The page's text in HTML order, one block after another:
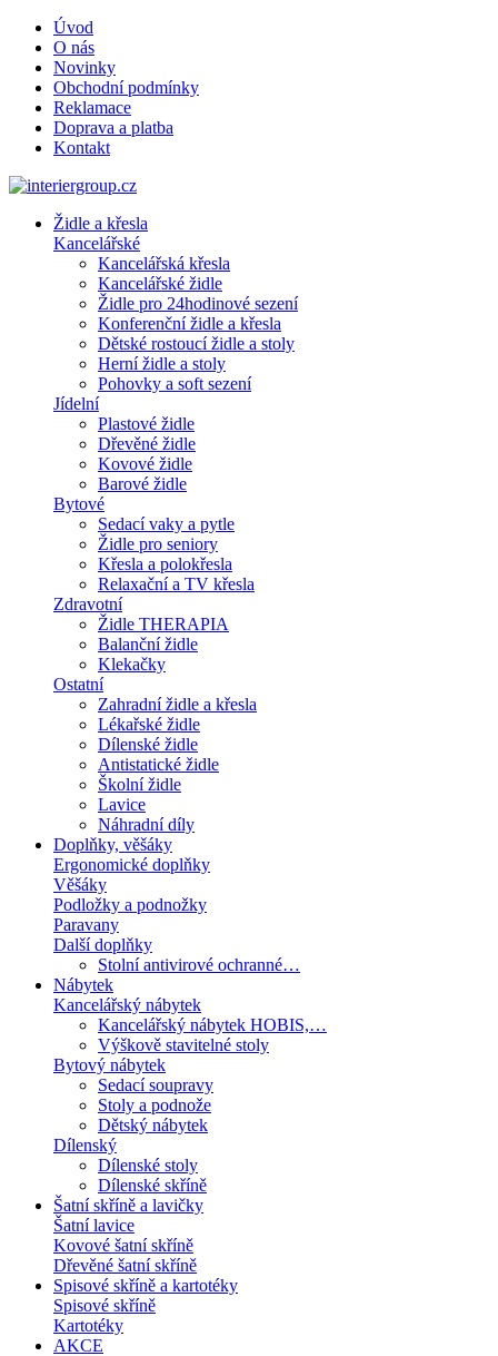
Úvod
O nás
Novinky
Obchodní podmínky
Reklamace
Doprava a platba
Kontakt
Židle a křesla
Kancelářské
Kancelářská křesla
Kancelářské židle
Židle pro 24hodinové sezení
Konferenční židle a křesla
Dětské rostoucí židle a stoly
Herní židle a stoly
Pohovky a soft sezení
Jídelní
Plastové židle
Dřevěné židle
Kovové židle
Barové židle
Bytové
Sedací vaky a pytle
Židle pro seniory
Křesla a polokřesla
Relaxační a TV křesla
Zdravotní
Židle THERAPIA
Balanční židle
Klekačky
Ostatní
Zahradní židle a křesla
Lékařské židle
Dílenské židle
Antistatické židle
Školní židle
Lavice
Náhradní díly
Doplňky, věšáky
Ergonomické doplňky
Věšáky
Podložky a podnožky
Paravany
Další doplňky
Stolní antivirové ochranné…
Nábytek
Kancelářský nábytek
Kancelářský nábytek HOBIS,…
Výškově stavitelné stoly
Bytový nábytek
Sedací soupravy
Stoly a podnože
Dětský nábytek
Dílenský
Dílenské stoly
Dílenské skříně
Šatní skříně a lavičky
Šatní lavice
Kovové šatní skříně
Dřevěné šatní skříně
Spisové skříně a kartotéky
Spisové skříně
Kartotéky
AKCE